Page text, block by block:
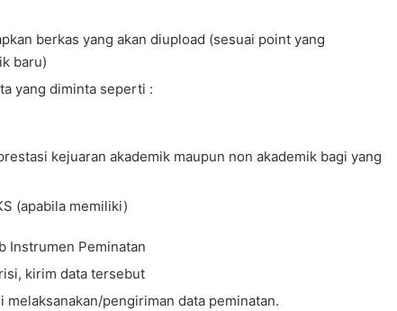
berkas yang akan diupload (sesuai point yang
baru)
yang diminta seperti :
kejuaran akademik maupun non akademik bagi yang
(apabila memiliki)
Instrumen Peminatan
kirim data tersebut
pengiriman data peminatan.